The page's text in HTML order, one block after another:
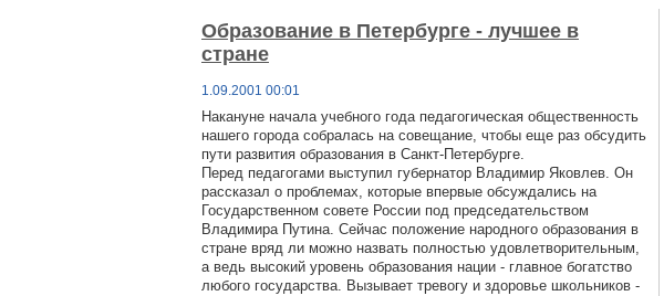
Образование в Петербурге - лучшее в
стране
1.09.2001 00:01
Накануне начала учебного года педагогическая общественность
нашего города собралась на совещание, чтобы еще раз обсудить
пути развития образования в Санкт-Петербурге.
Перед педагогами выступил губернатор Владимир Яковлев. Он
рассказал о проблемах, которые впервые обсуждались на
Государственном совете России под председательством
Владимира Путина. Сейчас положение народного образования в
стране вряд ли можно назвать полностью удовлетворительным,
а ведь высокий уровень образования нации - главное богатство
любого государства. Вызывает тревогу и здоровье школьников -